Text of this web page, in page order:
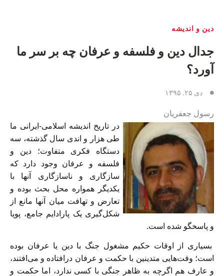
دین و اندیشه
جدال دین و فلسفه و عرفان چه بر سر ما
آورد؟
دی ۲۵, ۱۳۹۵
رسول جعفریان
در تاریخ اندیشه اسلامی-ایرانی ما
طی هزار و اندی سال گذشته، سه
دستگاه فکری متفاوت؛ دین و
فلسفه و عرفان وجود دارد که
سازگاری و ناسازگاری آنها با
یکدیگر همواره محل بحث بوده و
تعارض و تهافت میان آنها مانع از
شکل‌گیری یک پارادایم جامع، پویا
و پاسخگو شده است.
بسیاری از اوقات حکیم مشغول جنگ با دین یا عرفان بوده
است؛ وقت‌هایی متدینین با حکمت و عرفان درافتاده و می‌افتند،
و عارف هم اگرچه به ظاهر جنگی با کسی ندارد، اما حکمت و